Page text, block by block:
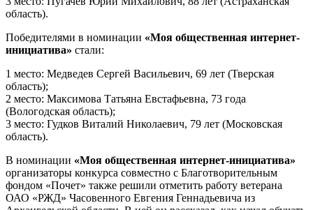
область).
Победителями в номинации «Моя общественная интернет-
инициатива» стали:
1 место: Медведев Сергей Васильевич, 69 лет (Тверская
область);
2 место: Максимова Татьяна Евстафьевна, 73 года
(Вологодская область);
3 место: Гудков Виталий Николаевич, 79 лет (Московская
область).
В номинации «Моя общественная интернет-инициатива»
организаторы конкурса совместно с Благотворительным
фондом «Почет» также решили отметить работу ветерана
ОАО «РЖД» Часовенного Евгения Геннадьевича из